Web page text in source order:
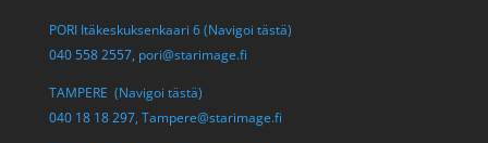
PORI Itäkeskuksenkaari 6 (Navigoi tästä)
040 558 2557, pori@starimage.fi
TAMPERE (Navigoi tästä)
040 18 18 297, Tampere@starimage.fi